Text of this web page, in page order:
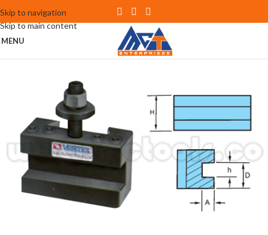
Skip to navigation
Skip to main content
MENU